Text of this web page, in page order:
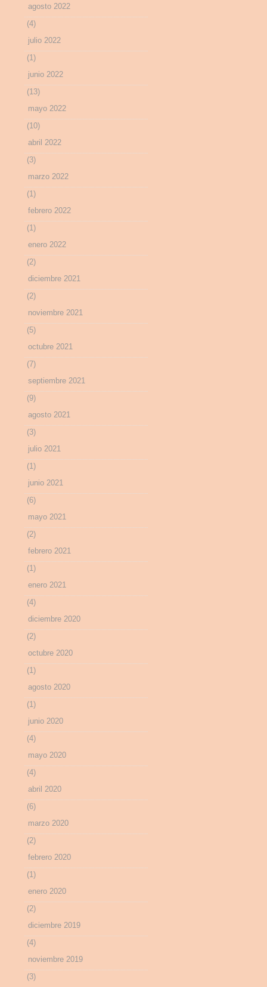
agosto 2022
(4)
julio 2022
(1)
junio 2022
(13)
mayo 2022
(10)
abril 2022
(3)
marzo 2022
(1)
febrero 2022
(1)
enero 2022
(2)
diciembre 2021
(2)
noviembre 2021
(5)
octubre 2021
(7)
septiembre 2021
(9)
agosto 2021
(3)
julio 2021
(1)
junio 2021
(6)
mayo 2021
(2)
febrero 2021
(1)
enero 2021
(4)
diciembre 2020
(2)
octubre 2020
(1)
agosto 2020
(1)
junio 2020
(4)
mayo 2020
(4)
abril 2020
(6)
marzo 2020
(2)
febrero 2020
(1)
enero 2020
(2)
diciembre 2019
(4)
noviembre 2019
(3)